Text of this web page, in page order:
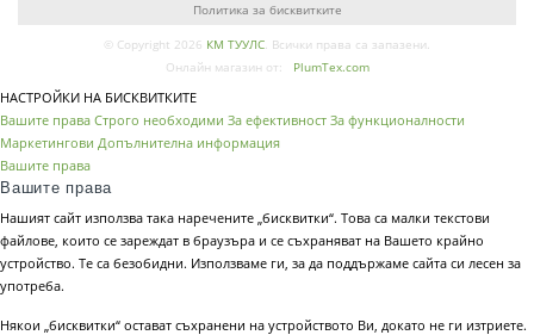
Политика за бисквитките
© Copyright 2026 КМ ТУУЛС. Всички права са запазени.
Онлайн магазин от:
PlumTex.com
НАСТРОЙКИ НА БИСКВИТКИТЕ
Вашите права Строго необходими За ефективност За функционалности
Маркетингови Допълнителна информация
Вашите права
Вашите права
Нашият сайт използва така наречените „бисквитки“. Това са малки текстови
файлове, които се зареждат в браузъра и се съхраняват на Вашето крайно
устройство. Те са безобидни. Използваме ги, за да поддържаме сайта си лесен за
употреба.
Някои „бисквитки“ остават съхранени на устройството Ви, докато не ги изтриете.